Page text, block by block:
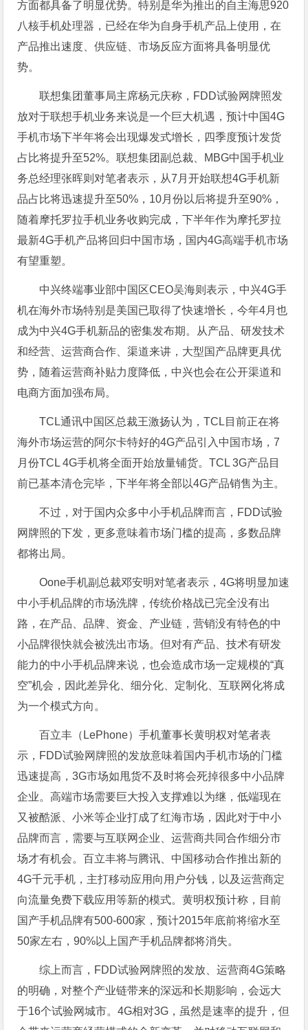
方面都具备了明显优势。特别是华为推出的自主海思920
八核手机处理器，已经在华为自身手机产品上使用，在
产品推出速度、供应链、市场反应方面将具备明显优
势。
联想集团董事局主席杨元庆称，FDD试验网牌照发
放对于联想手机业务来说是一个巨大机遇，预计中国4G
手机市场下半年将会出现爆发式增长，四季度预计发货
占比将提升至52%。联想集团副总裁、MBG中国手机业
务总经理张晖则对笔者表示，从7月开始联想4G手机新
品占比将迅速提升至50%，10月份以后将提升至90%，
随着摩托罗拉手机业务收购完成，下半年作为摩托罗拉
最新4G手机产品将回归中国市场，国内4G高端手机市场
有望重塑。
中兴终端事业部中国区CEO吴海则表示，中兴4G手
机在海外市场特别是美国已取得了快速增长，今年4月也
成为中兴4G手机新品的密集发布期。从产品、研发技术
和经营、运营商合作、渠道来讲，大型国产品牌更具优
势，随着运营商补贴力度降低，中兴也会在公开渠道和
电商方面加强布局。
TCL通讯中国区总裁王激扬认为，TCL目前正在将
海外市场运营的阿尔卡特好的4G产品引入中国市场，7
月份TCL 4G手机将全面开始放量铺货。TCL 3G产品目
前已基本清仓完毕，下半年将全部以4G产品销售为主。
不过，对于国内众多中小手机品牌而言，FDD试验
网牌照的下发，更多意味着市场门槛的提高，多数品牌
都将出局。
Oone手机副总裁邓安明对笔者表示，4G将明显加速
中小手机品牌的市场洗牌，传统价格战已完全没有出
路，在产品、品牌、资金、产业链，营销没有特色的中
小品牌很快就会被洗出市场。但对有产品、技术有研发
能力的中小手机品牌来说，也会造成市场一定规模的“真
空”机会，因此差异化、细分化、定制化、互联网化将成
为一个模式方向。
百立丰（LePhone）手机董事长黄明权对笔者表
示，FDD试验网牌照的发放意味着国内手机市场的门槛
迅速提高，3G市场如甩货不及时将会死掉很多中小品牌
企业。高端市场需要巨大投入支撑难以为继，低端现在
又被酷派、小米等企业打成了红海市场，因此对于中小
品牌而言，需要与互联网企业、运营商共同合作细分市
场才有机会。百立丰将与腾讯、中国移动合作推出新的
4G千元手机，主打移动应用向用户分钱，以及运营商定
向流量免费下载应用等新的模式。黄明权预计称，目前
国产手机品牌有500-600家，预计2015年底前将缩水至
50家左右，90%以上国产手机品牌都将消失。
综上而言，FDD试验网牌照的发放、运营商4G策略
的明确，对整个产业链带来的深远和长期影响，会远大
于16个试验网城市。4G相对3G，虽然是速率的提升，但